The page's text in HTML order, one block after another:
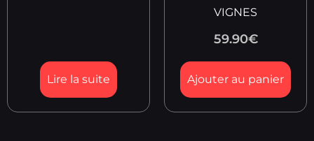
Lire la suite
VIGNES
59.90€
Ajouter au panier